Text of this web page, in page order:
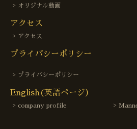
オリジナル動画
アクセス
アクセス
プライバシーポリシー
プライバシーポリシー
English(英語ページ）
company profile